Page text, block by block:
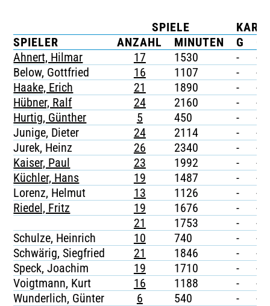
TICKETING
SPIELE
SPIELER
ANZAHL MINUTEN G
Ahnert, Hilmar
17 1530 -
-
Below, Gottfried
16 1107 -
-
Haake, Erich
21 1890 -
-
Hübner, Ralf
24 2160 -
-
Hurtig, Günther
5 450 -
-
Junige, Dieter
24 2114 -
-
Jurek, Heinz
26 2340 -
-
Kaiser, Paul
23 1992 -
-
Küchler, Hans
19 1487 -
-
Lorenz, Helmut
13 1126 -
-
Riedel, Fritz
19 1676 -
-
21
1753 -
-
Schulze, Heinrich
10 740 -
-
Schwärig, Siegfried
21 1846 -
-
Speck, Joachim
19 1710 -
-
Voigtmann, Kurt
16 1188 -
-
Wunderlich, Günter
6 540 - -